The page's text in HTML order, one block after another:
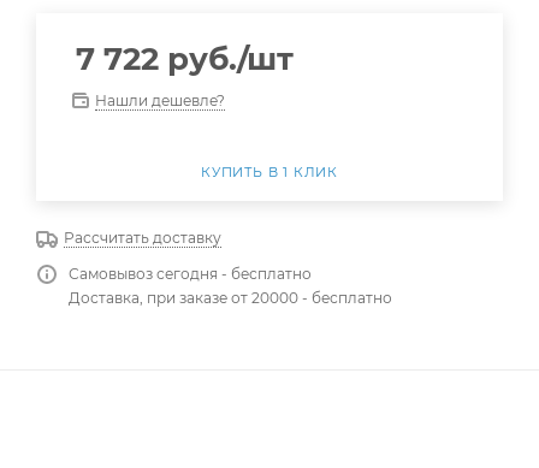
7 722 руб./шт
Нашли дешевле?
КУПИТЬ В 1 КЛИК
Рассчитать доставку
Самовывоз сегодня - бесплатно
Доставка, при заказе от 20000 - бесплатно